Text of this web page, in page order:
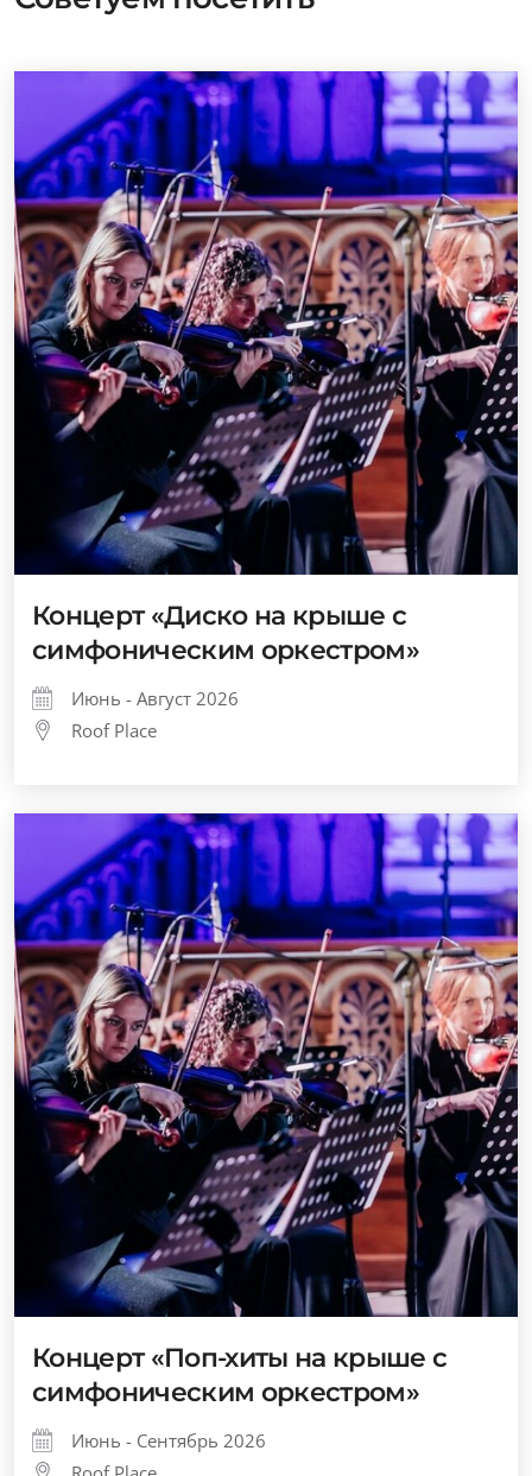
Концерт «Диско на крыше с
симфоническим оркестром»
Июнь - Август 2026
Roof Place
Концерт «Поп-хиты на крыше с
симфоническим оркестром»
Июнь - Сентябрь 2026